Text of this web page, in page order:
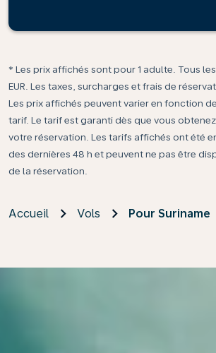
* Les prix affichés sont pour 1 adulte. Tous
EUR. Les taxes, surcharges et frais de
Les prix affichés peuvent varier en fonction
tarif. Le tarif est garanti dès que vous
votre réservation. Les tarifs affichés ont été
des dernières 48 h et peuvent ne pas être
de la réservation.
Accueil Vols Pour Suriname